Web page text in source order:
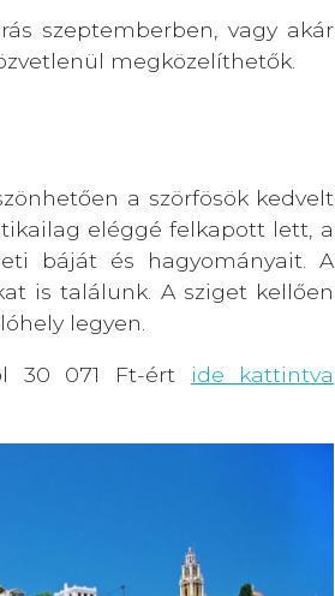
szeptemberben, vagy akár
megközelíthetők.
a szörfösök kedvelt
eléggé felkapott lett, a
báját és hagyományait. A
is találunk. A sziget kellően
legyen.
30 071 Ft-ért ide kattintva